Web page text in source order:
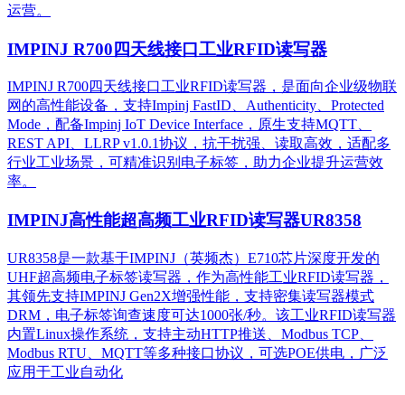
运营。​
IMPINJ R700四天线接口工业RFID读写器
IMPINJ R700四天线接口工业RFID读写器，是面向企业级物联
网的高性能设备，支持Impinj FastID、Authenticity、Protected
Mode，配备Impinj IoT Device Interface，原生支持MQTT、
REST API、LLRP v1.0.1协议，抗干扰强、读取高效，适配多
行业工业场景，可精准识别电子标签，助力企业提升运营效
率。
IMPINJ高性能超高频工业RFID读写器UR8358
UR8358是一款基于IMPINJ（英频杰）E710芯片深度开发的
UHF超高频电子标签读写器，作为高性能工业RFID读写器，
其领先支持IMPINJ Gen2X增强性能，支持密集读写器模式
DRM，电子标签询查速度可达1000张/秒。该工业RFID读写器
内置Linux操作系统，支持主动HTTP推送、Modbus TCP、
Modbus RTU、MQTT等多种接口协议，可选POE供电，广泛
应用于工业自动化